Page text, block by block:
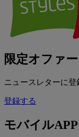
限定オファ
ニュースレターに
登録する
モバイルAPP